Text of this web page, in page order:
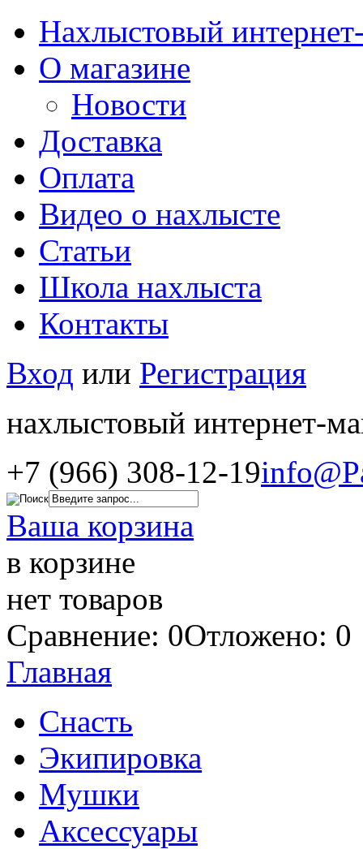
Нахлыстовый
О магазине
Новости
Доставка
Оплата
Видео о нахлысте
Статьи
Школа нахлыста
Контакты
Вход или Регистрация
нахлыстовый интернет-
+7 (966) 308-12-19
Ваша корзина
в корзине
нет товаров
Сравнение: 0Отложено: 0
Главная
Снасть
Экипировка
Мушки
Аксессуары